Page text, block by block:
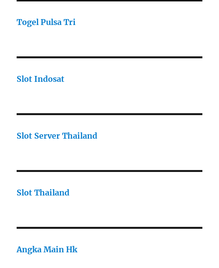
Togel Pulsa Tri
Slot Indosat
Slot Server Thailand
Slot Thailand
Angka Main Hk